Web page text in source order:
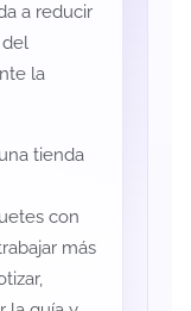
a reducir
la
tienda
con
más